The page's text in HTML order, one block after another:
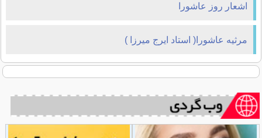
اشعار روز عاشورا
مرثیه عاشورا( استاد ایرج میرزا )